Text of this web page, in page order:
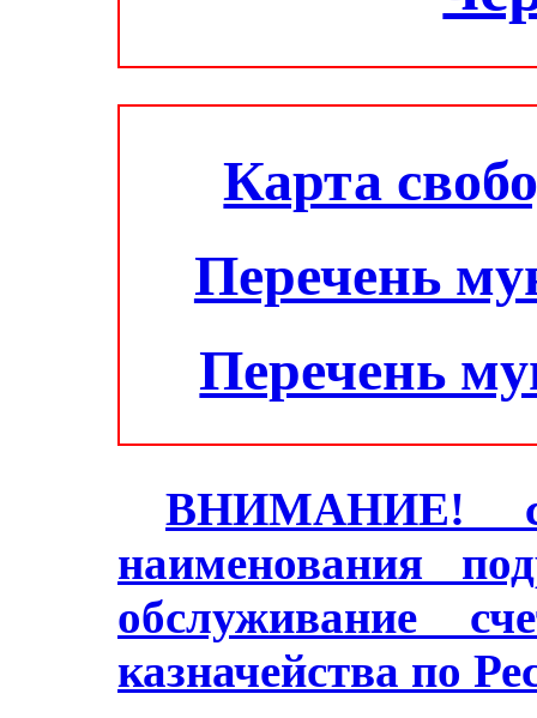
Карта
Перечень
Перечень
ВНИМАНИЕ! с
наименования
обслуживание
казначейства по